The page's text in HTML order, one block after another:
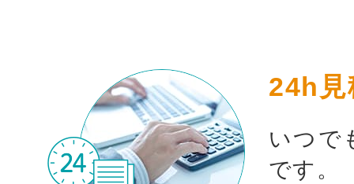
24h見
いつで
です。